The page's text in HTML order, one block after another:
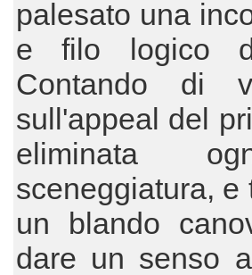
palesato una
e filo logico
Contando di
sull'appeal del
eliminata
sceneggiatura,
un blando
dare un senso